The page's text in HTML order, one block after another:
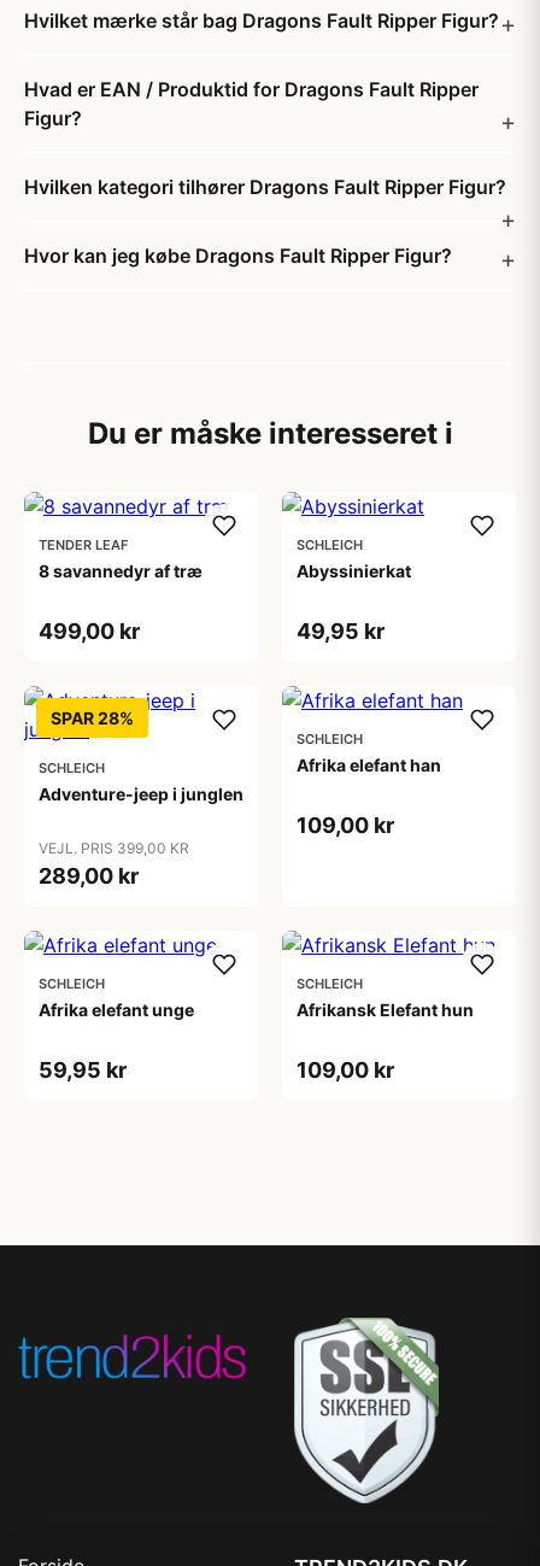
Hvilket mærke står bag Dragons Fault Ripper Figur?
Hvad er EAN / Produktid for Dragons Fault Ripper
Figur?
Hvilken kategori tilhører Dragons Fault Ripper Figur?
Hvor kan jeg købe Dragons Fault Ripper Figur?
Du er måske interesseret i
TENDER LEAF
8 savannedyr af træ
499,00 kr
SCHLEICH
Abyssinierkat
49,95 kr
SPAR 28%
SCHLEICH
Adventure-jeep i junglen
VEJL. PRIS 399,00 KR
289,00 kr
SCHLEICH
Afrika elefant han
109,00 kr
SCHLEICH
Afrika elefant unge
59,95 kr
SCHLEICH
Afrikansk Elefant hun
109,00 kr